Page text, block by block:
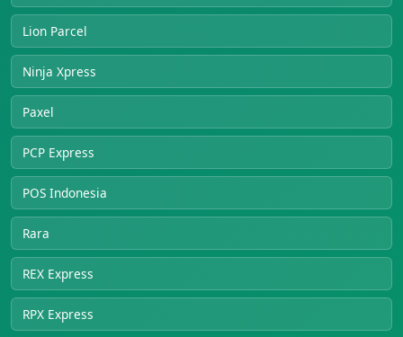
Lion Parcel
Ninja Xpress
Paxel
PCP Express
POS Indonesia
Rara
REX Express
RPX Express